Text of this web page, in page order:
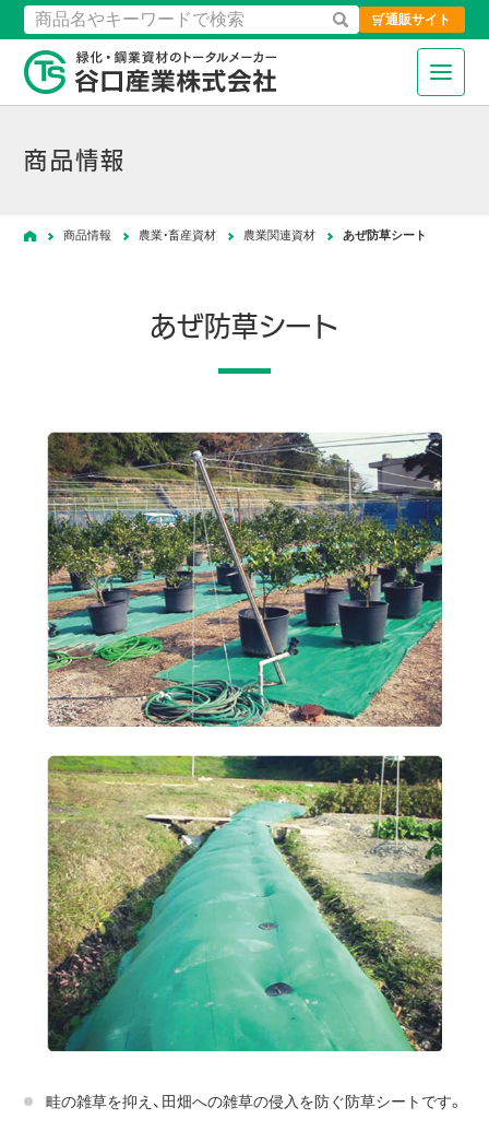
検索 通販サイト
緑化・鋼業資材のトータルメ
商品情報
ホーム商品情報 農業・畜産資材 農業関連資材 あぜ防草シート
あぜ防草シート
畦の雑草を抑え、田畑への雑草の侵入を防ぐ防草シートです。